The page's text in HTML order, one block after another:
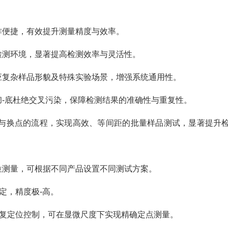
捷，有效提升测量精度与效率。
环境，显著提高检测效率与灵活性。
杂样品形貌及特殊实验场景，增强系统通用性。
杜绝交叉污染，保障检测结果的准确性与重复性。
点的流程，实现高效、等间距的批量样品测试，显著提升
量，可根据不同产品设置不同测试方案。
，精度极-高。
位控制，可在显微尺度下实现精确定点测量。